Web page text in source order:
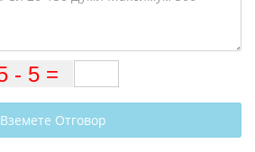
Вземете Отговор